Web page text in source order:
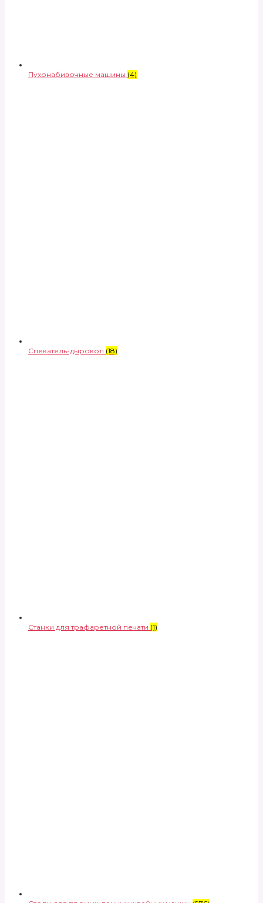
Пухонабивочные машины (4)
Спекатель-дырокол (18)
Станки для трафаретной печати (1)